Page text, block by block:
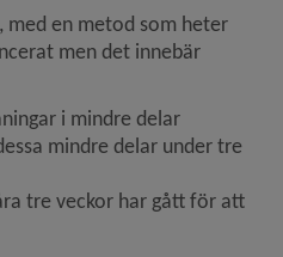
en metod som heter
men det innebär
i mindre delar
mindre delar under tre
tre veckor har gått för att